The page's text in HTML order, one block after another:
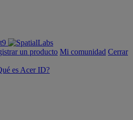
un producto Mi comunidad Cerrar
es Acer ID?